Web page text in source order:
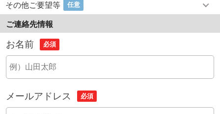
その他ご要望等 任意
ご連絡先情報
お名前 必須
メールアドレス 必須